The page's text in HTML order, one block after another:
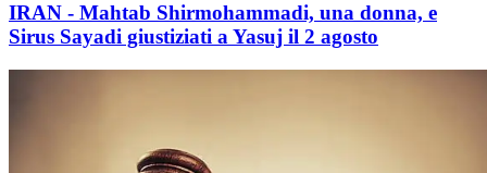
IRAN - Mahtab Shirmohammadi, una donna, e
Sirus Sayadi giustiziati a Yasuj il 2 agosto